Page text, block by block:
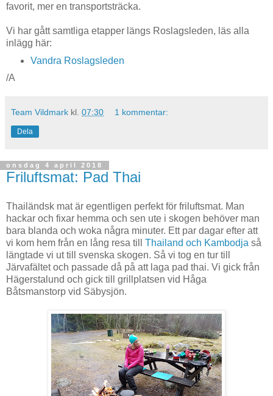
favorit, mer en transportsträcka.
Vi har gått samtliga etapper längs Roslagsleden, läs alla
inlägg här:
Vandra Roslagsleden
/A
Team Vildmark kl. 07:30 1 kommentar:
Dela
onsdag 4 april 2018
Friluftsmat: Pad Thai
Thailändsk mat är egentligen perfekt för friluftsmat. Man
hackar och fixar hemma och sen ute i skogen behöver man
bara blanda och woka några minuter. Ett par dagar efter att
vi kom hem från en lång resa till Thailand och Kambodja så
längtade vi ut till svenska skogen. Så vi tog en tur till
Järvafältet och passade då på att laga pad thai. Vi gick från
Hägerstalund och gick till grillplatsen vid Håga
Båtsmanstorp vid Säbysjön.